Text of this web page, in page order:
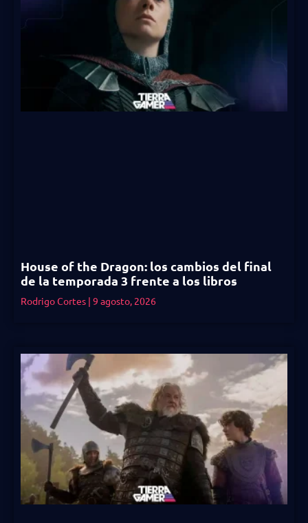
House of the Dragon: los cambios del final
de la temporada 3 frente a los libros
Rodrigo Cortes 9 agosto, 2026